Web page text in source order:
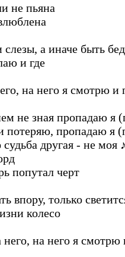
не пьяна
а иначе быть
и где
на него я смотрю
не зная пропадаю я
потеряю, пропадаю я
судьба другая - не моя
попутал черт
впору, только
колесо
него, на него я